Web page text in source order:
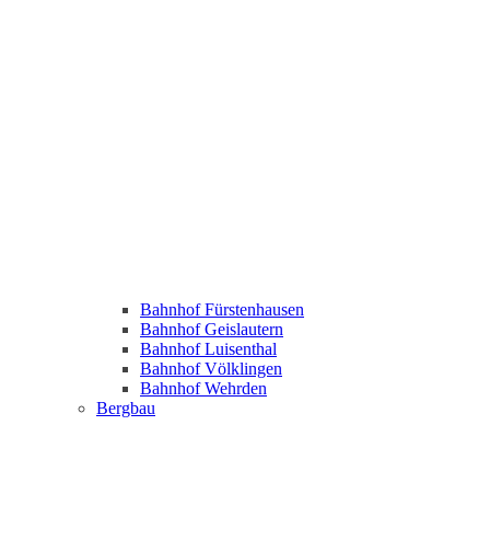
Bahnhof Fürstenhausen
Bahnhof Geislautern
Bahnhof Luisenthal
Bahnhof Völklingen
Bahnhof Wehrden
Bergbau